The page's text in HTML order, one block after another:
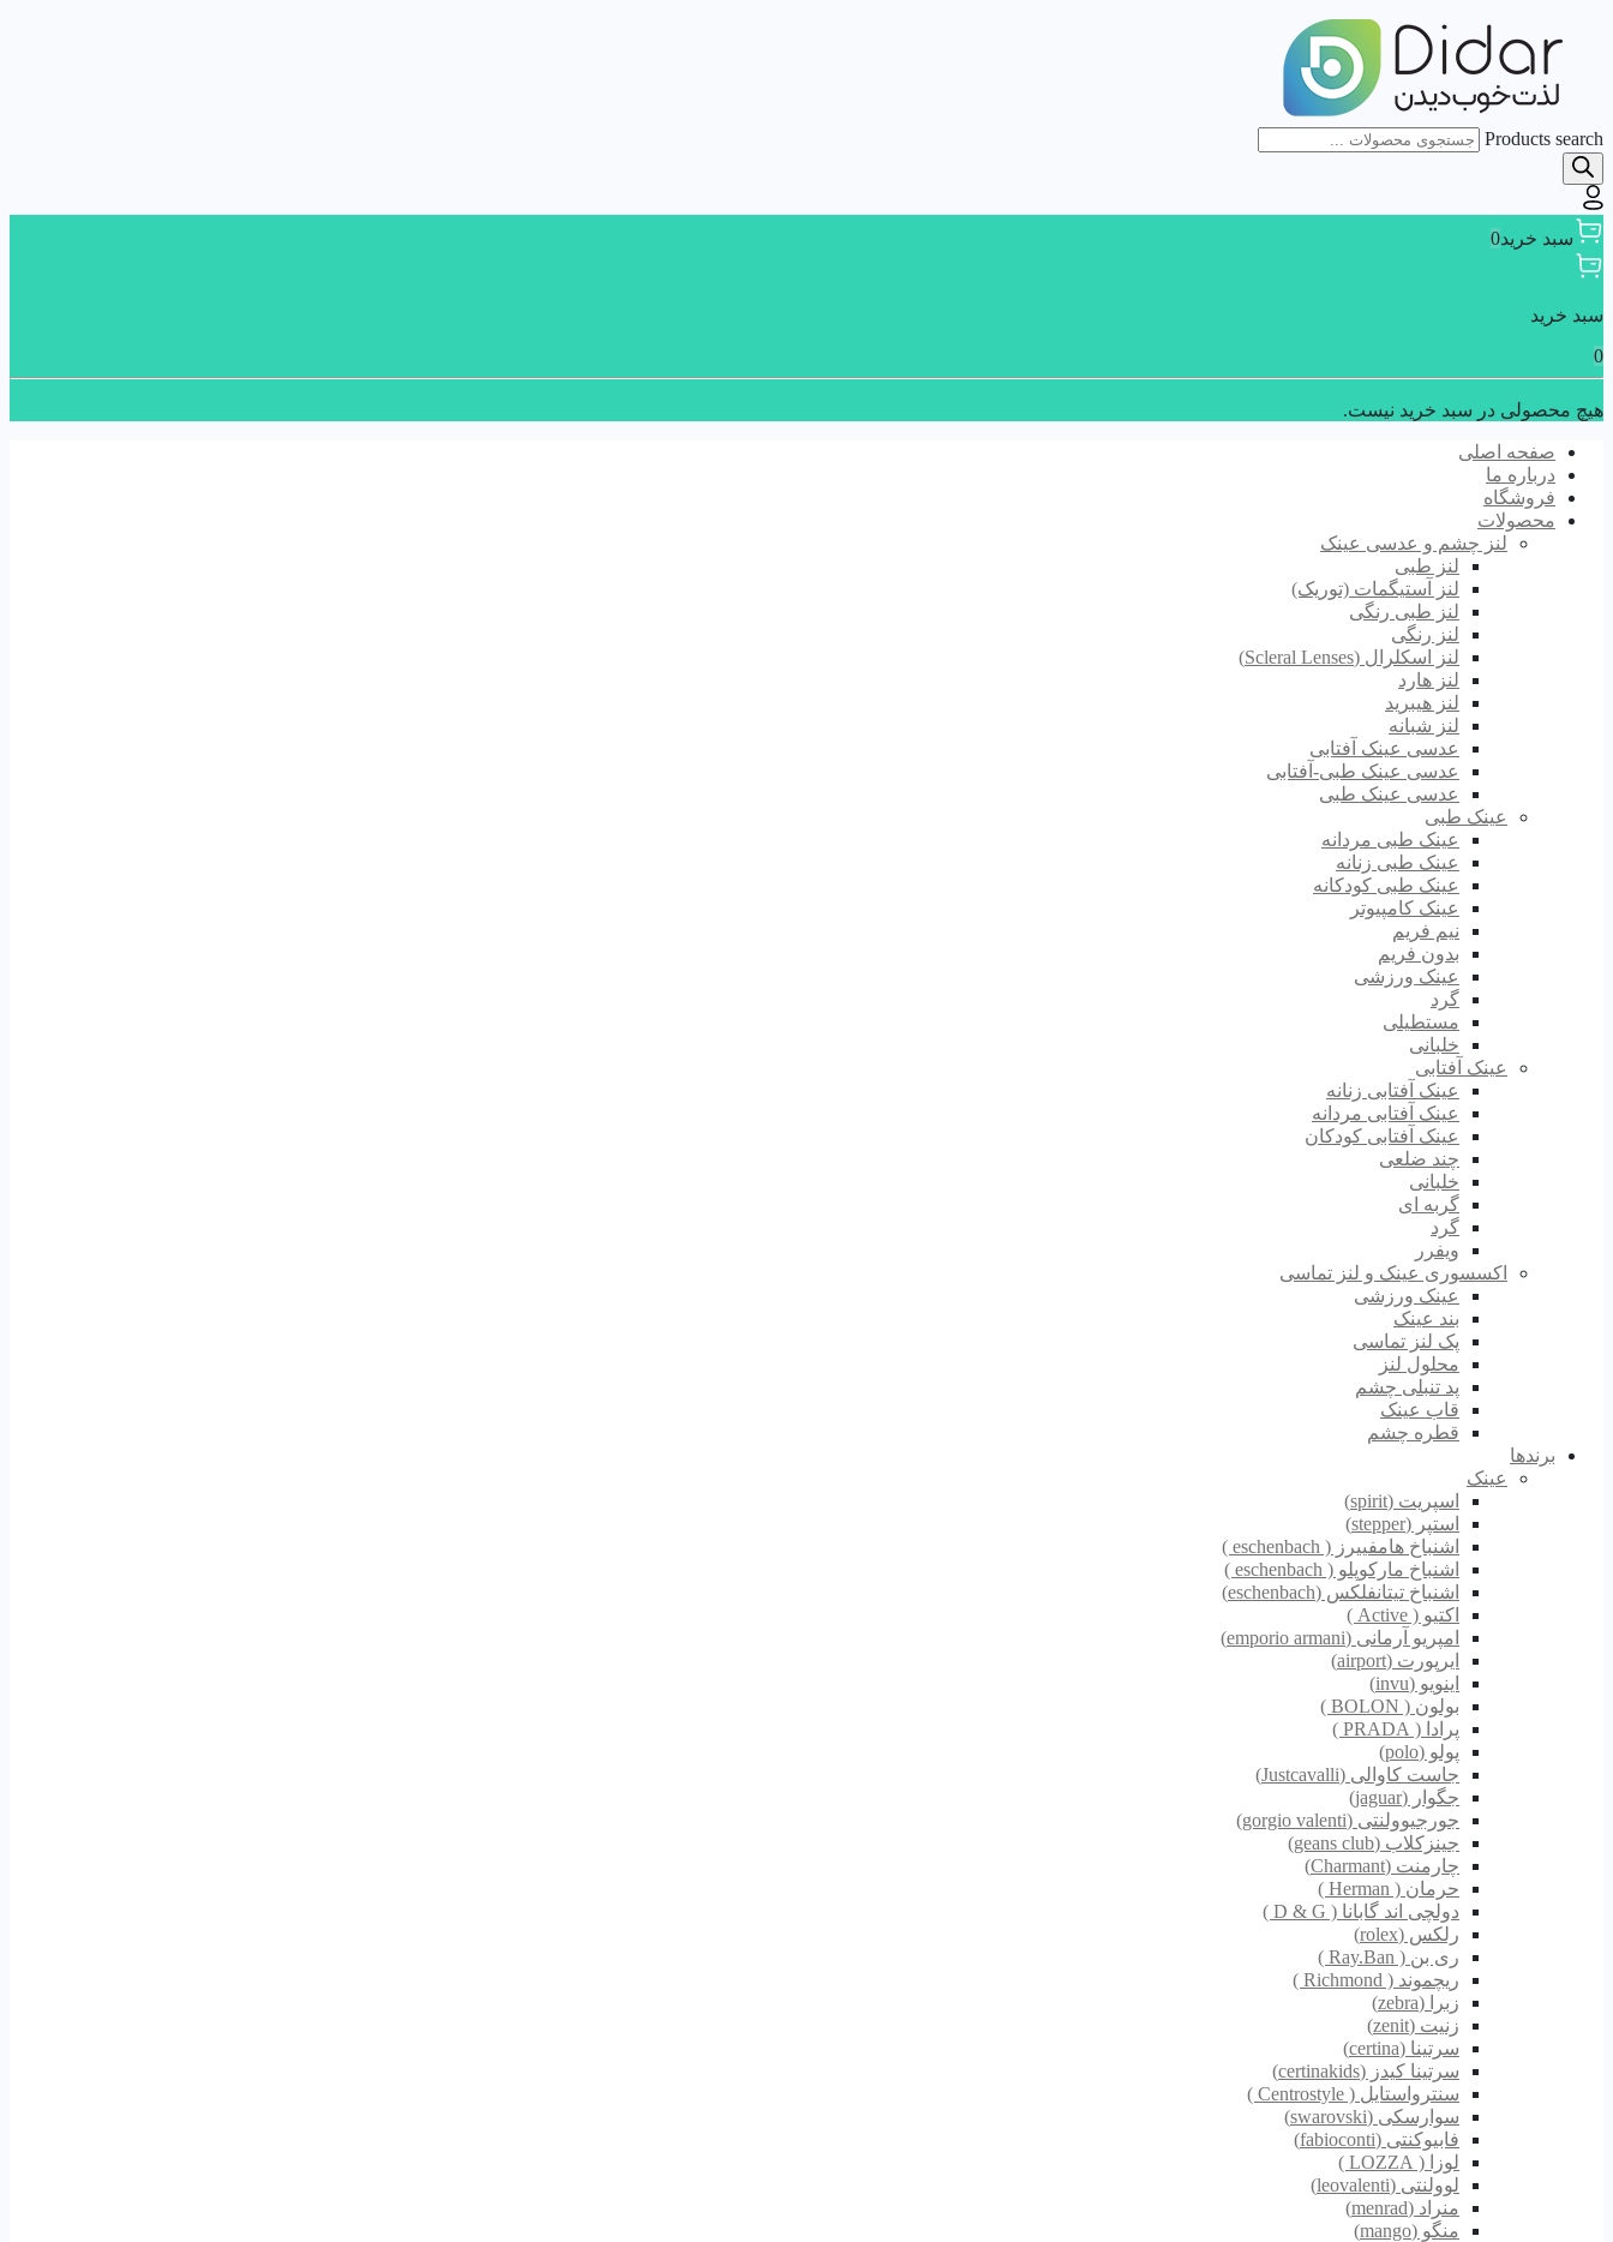
Products search
سبد خرید0
سبد خرید
0
هیچ محصولی در سبد خرید نیست.
صفحه اصلی
درباره ما
فروشگاه
محصولات
لنز چشم و عدسی عینک
لنز طبی
لنز آستیگمات (توریک)
لنز طبی رنگی
لنز رنگی
لنز اسکلرال (Scleral Lenses)
لنز هارد
لنز هیبرید
لنز شبانه
عدسی عینک آفتابی
عدسی عینک طبی-آفتابی
عدسی عینک طبی
عینک طبی
عینک طبی مردانه
عینک طبی زنانه
عینک طبی کودکانه
عینک کامپیوتر
نیم فریم
بدون فریم
عینک ورزشی
گرد
مستطیلی
خلبانی
عینک آفتابی
عینک آفتابی زنانه
عینک آفتابی مردانه
عینک آفتابی کودکان
چند ضلعی
خلبانی
گربه ای
گرد
ویفرر
اکسسوری عینک و لنز تماسی
عینک ورزشی
بند عینک
پک لنز تماسی
محلول لنز
پد تنبلی چشم
قاب عینک
قطره چشم
برندها
عینک
اسپریت (spirit)
استپر (stepper)
اشنباخ هامفییرز ( eschenbach )
اشنباخ مارکوپلو ( eschenbach )
اشنباخ تیتانفلکس (eschenbach)
اکتیو ( Active )
امپریو آرمانی (emporio armani)
ایرپورت (airport)
اینویو (invu)
بولون ( BOLON )
پرادا ( PRADA )
پولو (polo)
جاست کاوالی (Justcavalli)
جگوار (jaguar)
جورجیوولنتی (gorgio valenti)
جینزکلاب (geans club)
چارمنت (Charmant)
حرمان ( Herman )
دولچی اند گابانا ( D & G )
رلکس (rolex)
ری بن ( Ray.Ban )
ریچموند ( Richmond )
زبرا (zebra)
زنیت (zenit)
سرتینا (certina)
سرتینا کیدز (certinakids)
سنترواستایل ( Centrostyle )
سوارسکی (swarovski)
فابیوکنتی (fabioconti)
لوزا ( LOZZA )
لوولنتی (leovalenti)
منراد (menrad)
منگو (mango)